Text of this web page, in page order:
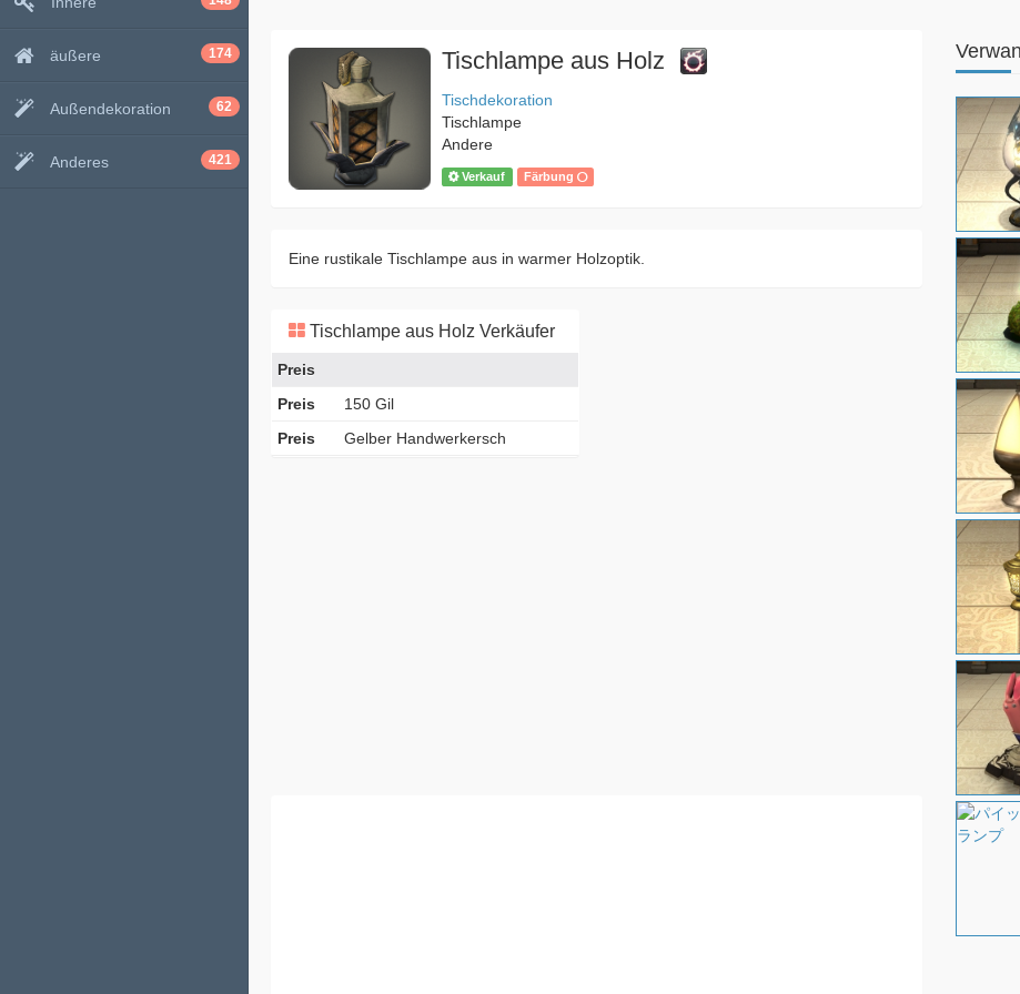
Tischlampe aus Holz
Tischdekoration
Tischlampe
Andere
Verkauf Färbung
Eine rustikale Tischlampe aus in warmer Holzoptik.
Tischlampe aus Holz Verkäufer
Preis
Preis
150 Gil
Preis
Gelber Handwerkersch
äußere 174
Außendekoration 62
Anderes 421